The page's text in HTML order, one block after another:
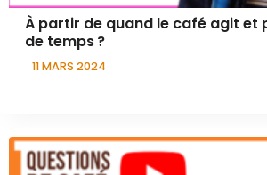
À partir de quand le café agit et
de temps ?
11 MARS 2024